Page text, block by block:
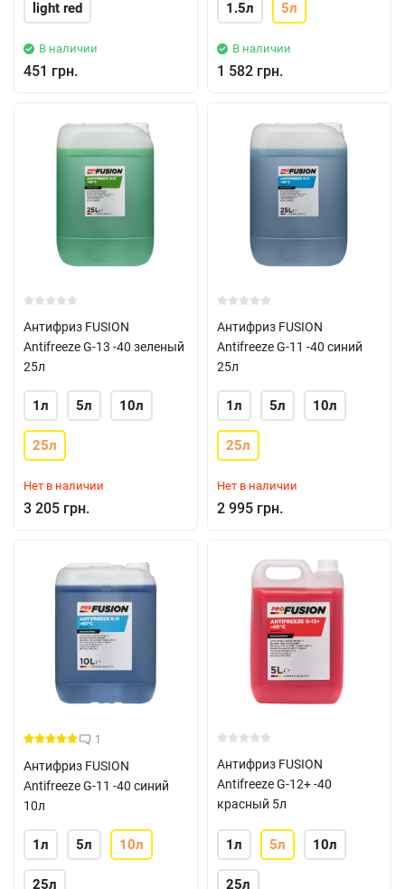
light red
В наличии
451 грн.
1.5л 5л
В наличии
1 582 грн.
Антифриз FUSION
Antifreeze G-13 -40 зеленый
25л
1л 5л 10л
25л
Нет в наличии
3 205 грн.
Антифриз FUSION
Antifreeze G-11 -40 синий
25л
1л 5л 10л
25л
Нет в наличии
2 995 грн.
1
Антифриз FUSION
Antifreeze G-11 -40 синий
10л
1л 5л 10л
25л
Антифриз FUSION
Antifreeze G-12+ -40
красный 5л
1л 5л 10л
25л